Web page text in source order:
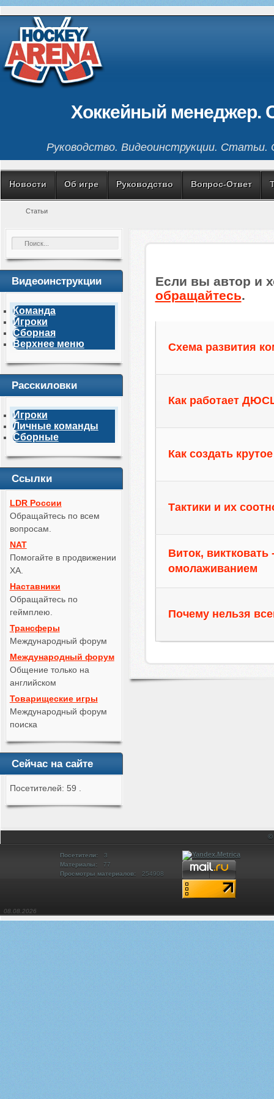
Хоккейный менеджер.
Руководство. Видеоинструкции. Статьи.
Новости Об игре Руководство Вопрос-Ответ
Статьи
Видеоинструкции
Команда
Игроки
Сборная
Верхнее меню
Расскиловки
Игроки
Личные команды
Сборные
Ссылки
LDR России
Обращайтесь по всем
вопросам.
NAT
Помогайте в продвижении
ХА.
Наставники
Обращайтесь по
геймплею.
Трансферы
Международный форум
Международный форум
Общение только на
английском
Товарищеские игры
Международный форум
поиска
Сейчас на сайте
Посетителей: 59 .
Если вы автор и
обращайтесь.
Схема развития
Как работает
Как создать
Тактики и их
Виток,
омолаживанием
Почему нельзя
©
Посетители:
3
Материалы:
77
Просмотры материалов:
254908
08.08.2026